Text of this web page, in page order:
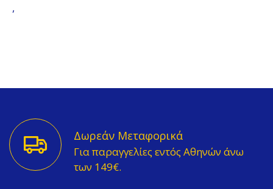
,
Δωρεάν Μεταφορικά
Για παραγγελίες εντός Αθηνών άνω
των 149€.